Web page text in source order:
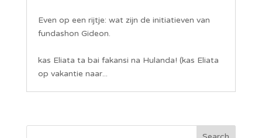
Even op een rijtje: wat zijn de initiatieven van
fundashon Gideon.
kas Eliata ta bai fakansi na Hulanda! (kas Eliata
op vakantie naar...